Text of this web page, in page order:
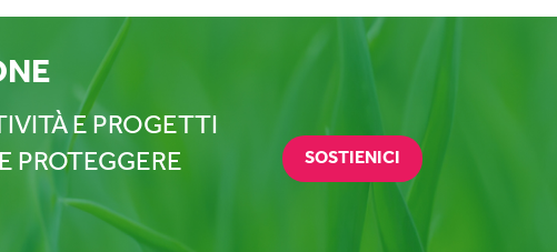
E PROGETTI
PROTEGGERE SOSTIENICI